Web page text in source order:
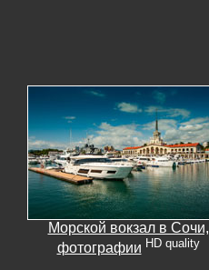
Морской вокзал в Сочи,
фотографии HD quality